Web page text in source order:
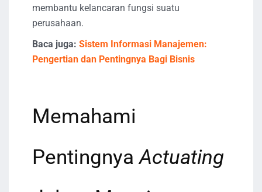
membantu kelancaran fungsi suatu
perusahaan.
Baca juga: Sistem Informasi Manajemen:
Pengertian dan Pentingnya Bagi Bisnis
Memahami
PentingnyaActuating